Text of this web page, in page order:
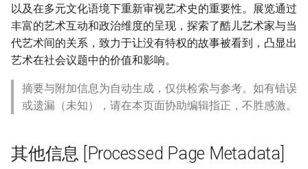
以及在多元文化语境下重新审视艺术史的重要性。展览通过
丰富的艺术互动和政治维度的呈现，探索了酷儿艺术家与当
代艺术间的关系，致力于让没有特权的故事被看到，凸显出
艺术在社会议题中的价值和影响。
摘要与附加信息为自动生成，仅供检索与参考。如有错误
或遗漏（未知），请在本页面协助编辑指正，不胜感激。
其他信息 [Processed Page Metadata]